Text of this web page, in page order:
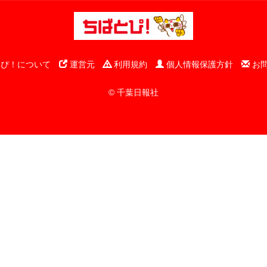
！について 運営元 利用規約 個人情報保護方針 お
© 千葉日報社